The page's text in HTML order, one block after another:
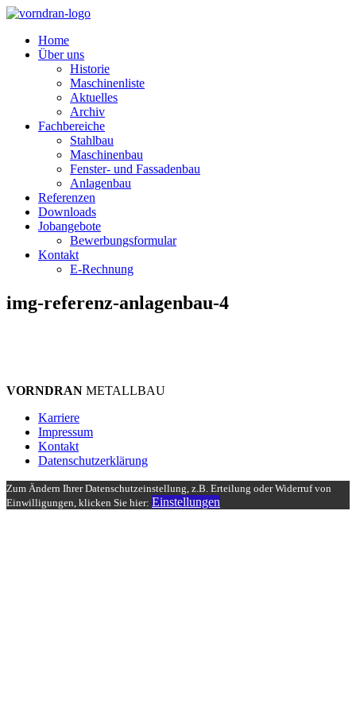
Home
Über uns
Historie
Maschinenliste
Aktuelles
Archiv
Fachbereiche
Stahlbau
Maschinenbau
Fenster- und Fassadenbau
Anlagenbau
Referenzen
Downloads
Jobangebote
Bewerbungsformular
Kontakt
E-Rechnung
img-referenz-anlagenbau-4
VORNDRAN METALLBAU
Karriere
Impressum
Kontakt
Datenschutzerklärung
Zum Ändern Ihrer Datenschutzeinstellung, z.B. Erteilung oder Widerruf von
Einwilligungen, klicken Sie hier: Einstellungen